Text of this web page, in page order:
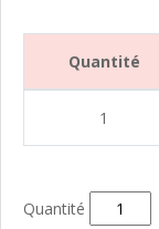
Quantité
1
Quantité